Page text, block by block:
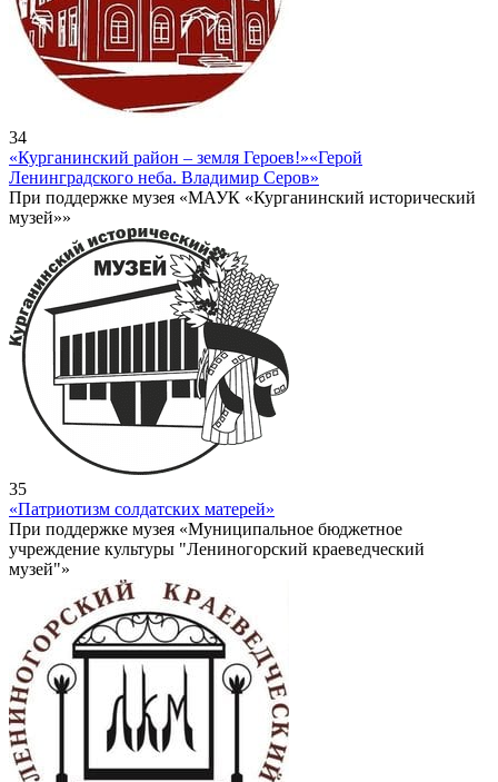
34
«Курганинский район – земля Героев!»«Герой
Ленинградского неба. Владимир Серов»
При поддержке музея «МАУК «Курганинский исторический
музей»»
35
«Патриотизм солдатских матерей»
При поддержке музея «Муниципальное бюджетное
учреждение культуры "Лениногорский краеведческий
музей"»